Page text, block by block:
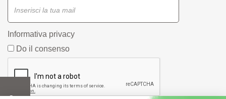
Informativa privacy
Do il consenso